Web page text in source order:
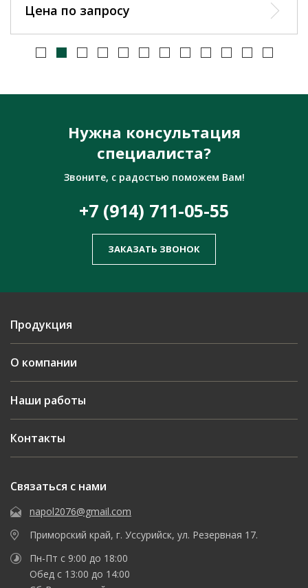
Цена по запросу
Нужна консультация
специалиста?
Звоните, с радостью поможем Вам!
+7 (914) 711-05-55
ЗАКАЗАТЬ ЗВОНОК
Продукция
О компании
Наши работы
Контакты
Связаться с нами
napol2076@gmail.com
Приморский край, г. Уссурийск, ул. Резервная 17.
Пн-Пт с 9:00 до 18:00
Обед с 13:00 до 14:00